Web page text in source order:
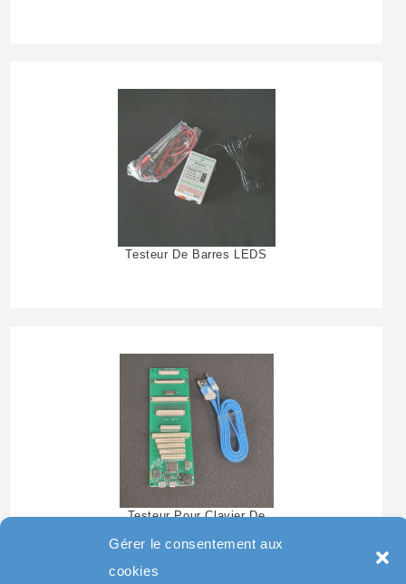
Gérer le consentement aux
cookies
Testeur De Barres LEDS
Testeur Pour Clavier De